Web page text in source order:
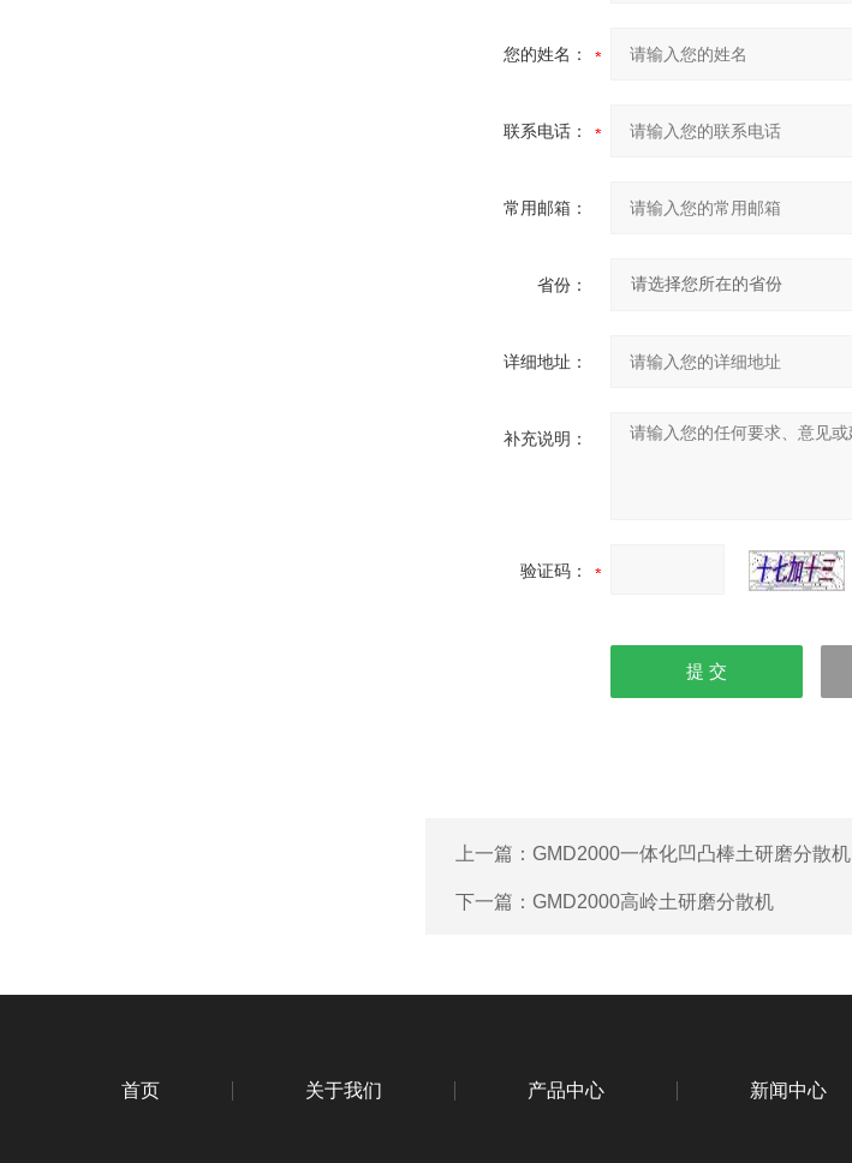
您的姓名：
联系电话：
常用邮箱：
省份：
详细地址：
补充说明：
验证码：
上一篇： GMD2000一体化凹凸棒土研磨分散机
下一篇： GMD2000高岭土研磨分散机
首页 关于我们 产品中心 新闻中心